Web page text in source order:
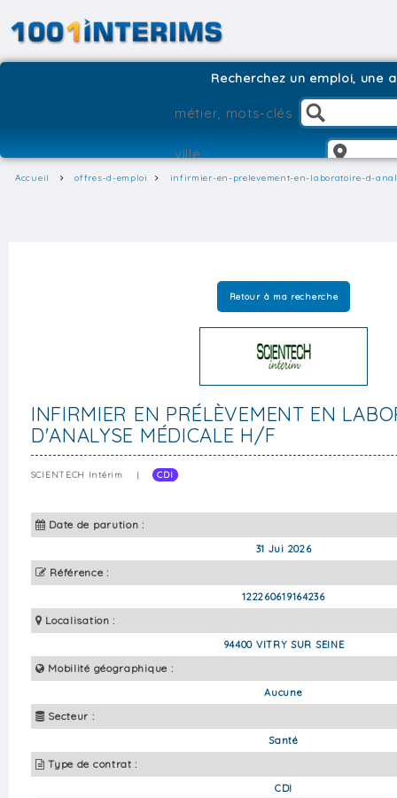
Recherchez un emploi, une
Accueil offres-d-emploi infirmier-en-prelevement-en-laboratoire-d-
Retour à ma recherche
INFIRMIER EN PRÉLÈVEMENT EN
D'ANALYSE MÉDICALE H/F
SCIENTECH Intérim | CDI
Date de parution :
31 Jui 2026
Référence :
122260619164236
Localisation :
94400 VITRY SUR SEINE
Mobilité géographique :
Aucune
Secteur :
Santé
Type de contrat :
CDI